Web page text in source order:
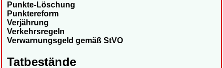
Punkte-Löschung
Punktereform
Verjährung
Verkehrsregeln
Verwarnungsgeld gemäß StVO
Tatbestände